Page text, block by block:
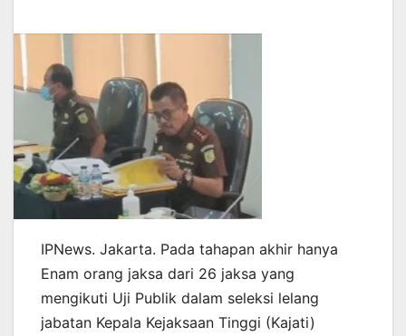
IPNews. Jakarta. Pada tahapan akhir hanya
Enam orang jaksa dari 26 jaksa yang
mengikuti Uji Publik dalam seleksi lelang
jabatan Kepala Kejaksaan Tinggi (Kajati)